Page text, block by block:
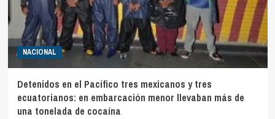
NACIONAL
Detenidos en el Pacífico tres mexicanos y tres
ecuatorianos: en embarcación menor llevaban más de
una tonelada de cocaína